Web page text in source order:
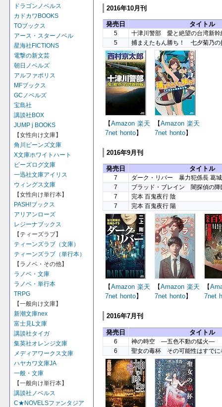
ドラゴンノベルス
カドカワBOOKS
TOブックス
アース・スターノベル
星海社FICTIONS
電撃の新文芸
朝日ノベルズ
アルファポリス
MFブックス
GCノベルズ
宝島社
講談社BOX
JUMP j BOOKS
【女性向け文庫】
角川ビーンズ文庫
X文庫ホワイトハート
ビーズログ文庫
一迅社文庫アイリス
ウィングス文庫
【女性向け単行本】
PASH!ブックス
アリアンローズ
レジーナブックス
【ティーズラブ】
ティーンズラブ（文庫）
ティーンズラブ（単行本）
【ラノベ・その他】
ラノベ・文庫
ラノベ・単行本
TRPG
【一般向け文庫】
新潮文庫nex
富士見L文庫
講談社タイガ
集英社オレンジ文庫
メディアワークス文庫
ハヤカワ文庫JA
一般・文庫
【一般向け単行本】
講談社ノベルス
C★NOVELSファンタジア
2016年10月刊
発売日 タイトル
5
十津川警部 愛と絶望の台湾新幹
5
捕まえたもん勝ち！ 七夕菊乃の
【Amazon 楽天
7net honto】
【Amazon 楽天
7net honto】
2016年9月刊
発売日 タイトル
7
ダーク・リバー 暴力犯係長 葛
7
ブラッド・ブレイン 闇探偵の降
7
完本 百鬼夜行 陰
7
完本 百鬼夜行 陽
【Amazon 楽天
7net honto】
【Amazon 楽天
7net honto】
【
7net
2016年7月刊
発売日 タイトル
6
神の時空 ―五色不動の猛火―
6
聖女の毒杯 その可能性はすでに